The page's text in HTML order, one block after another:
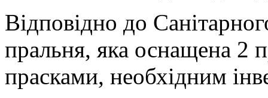
Відповідно до
пральня, яка оснащена
прасками, необхідним